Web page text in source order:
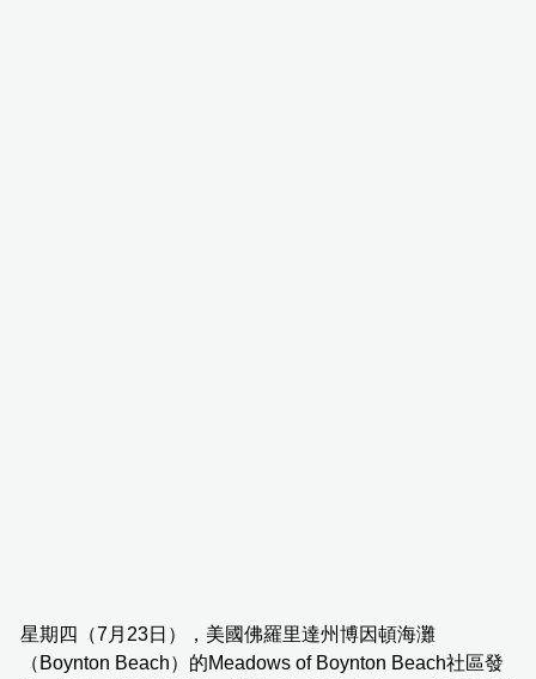
星期四（7月23日），美國佛羅里達州博因頓海灘
（Boynton Beach）的Meadows of Boynton Beach社區發